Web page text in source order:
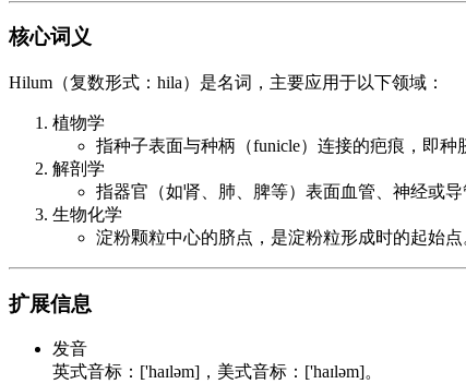
核心词义
Hilum（复数形式：hila）是名词，主要应用于以下领域：
植物学
指种子表面与种柄（funicle）连接的疤痕，即种
解剖学
指器官（如肾、肺、脾等）表面血管、神经或
生物化学
淀粉颗粒中心的脐点，是淀粉粒形成时的起始点
扩展信息
发音
英式音标：['haɪləm]，美式音标：['haɪləm]。